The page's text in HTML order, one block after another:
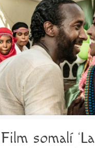
Film somalí